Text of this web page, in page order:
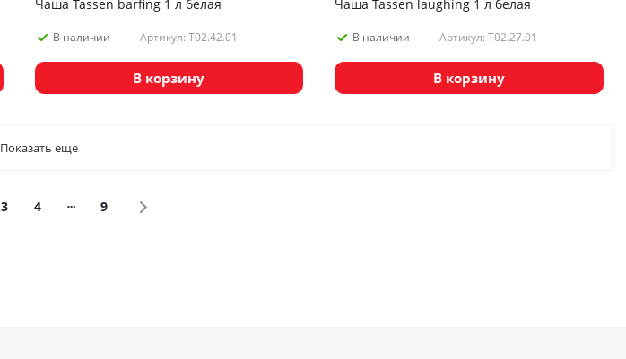
Чаша Tassen barfing 1 л белая
В наличии Артикул: T02.42.01
В корзину
Чаша Tassen laughing 1 л белая
В наличии Артикул: T02.27.01
В корзину
Показать еще
3 4 9